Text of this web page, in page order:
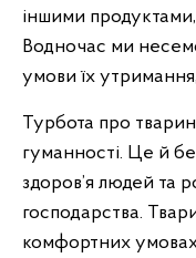
іншими
Водночас ми несемо
умови їх
Турбота про
гуманності. Це й
здоров’я людей та
господарства.
комфортних